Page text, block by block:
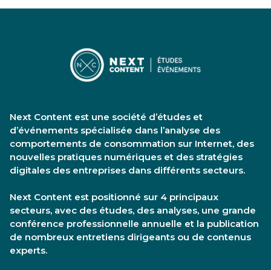
Next Content est une société d’études et
d’événements spécialisée dans l’analyse des
comportements de consommation sur Internet, des
nouvelles pratiques numériques et des stratégies
digitales des entreprises dans différents secteurs.
Next Content est positionné sur 4 principaux
secteurs, avec des études, des analyses, une grande
conférence professionnelle annuelle et la publication
de nombreux entretiens dirigeants ou de contenus
experts.